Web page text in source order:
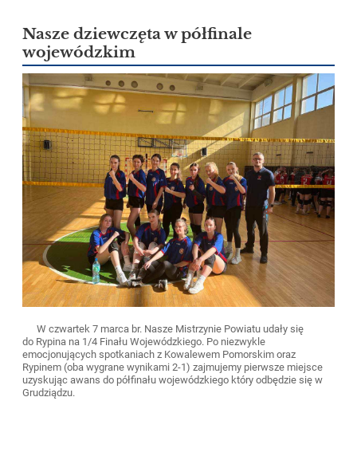
Nasze dziewczęta w półfinale
wojewódzkim
W czwartek 7 marca br. Nasze Mistrzynie Powiatu udały się
do Rypina na 1/4 Finału Wojewódzkiego. Po niezwykle
emocjonujących spotkaniach z Kowalewem Pomorskim oraz
Rypinem (oba wygrane wynikami 2-1) zajmujemy pierwsze miejsce
uzyskując awans do półfinału wojewódzkiego który odbędzie się w
Grudziądzu.